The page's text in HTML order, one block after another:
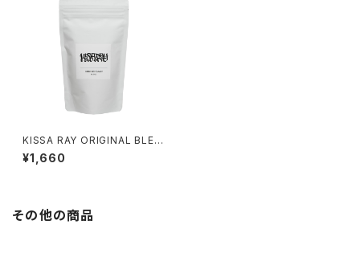
KISSA RAY ORIGINAL BLEN
D COFFEE BEANS 100g
¥1,660
その他の商品